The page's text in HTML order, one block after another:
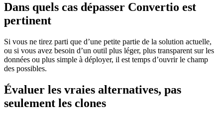
Dans quels cas dépasser Convertio est
pertinent
Si vous ne tirez parti que d’une petite partie de la solution actuelle,
ou si vous avez besoin d’un outil plus léger, plus transparent sur les
données ou plus simple à déployer, il est temps d’ouvrir le champ
des possibles.
Évaluer les vraies alternatives, pas
seulement les clones